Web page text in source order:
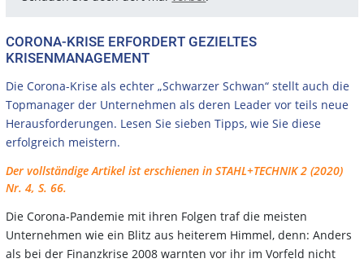
CORONA-KRISE ERFORDERT GEZIELTES
KRISENMANAGEMENT
Die Corona-Krise als echter „Schwarzer Schwan“ stellt auch die
Topmanager der Unternehmen als deren Leader vor teils neue
Herausforderungen. Lesen Sie sieben Tipps, wie Sie diese
erfolgreich meistern.
Der vollständige Artikel ist erschienen in STAHL+TECHNIK 2 (2020)
Nr. 4, S. 66.
Die Corona-Pandemie mit ihren Folgen traf die meisten
Unternehmen wie ein Blitz aus heiterem Himmel, denn: Anders
als bei der Finanzkrise 2008 warnten vor ihr im Vorfeld nicht